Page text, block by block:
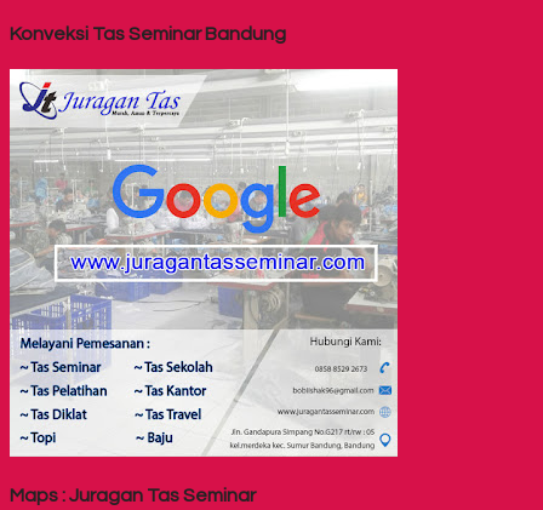
Konveksi Tas Seminar Bandung
Maps : Juragan Tas Seminar